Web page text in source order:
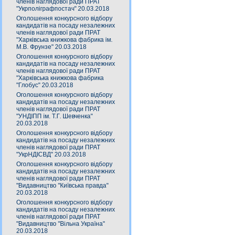
членів наглядової ради ПРАТ
"Укрполіграфпостач" 20.03.2018
Оголошення конкурсного відбору
кандидатів на посаду незалежних
членів наглядової ради ПРАТ
"Харківська книжкова фабрика ім.
М.В. Фрунзе" 20.03.2018
Оголошення конкурсного відбору
кандидатів на посаду незалежних
членів наглядової ради ПРАТ
"Харківська книжкова фабрика
"Глобус" 20.03.2018
Оголошення конкурсного відбору
кандидатів на посаду незалежних
членів наглядової ради ПРАТ
"УНДІПП ім. Т.Г. Шевченка"
20.03.2018
Оголошення конкурсного відбору
кандидатів на посаду незалежних
членів наглядової ради ПРАТ
"УкрНДІСВД" 20.03.2018
Оголошення конкурсного відбору
кандидатів на посаду незалежних
членів наглядової ради ПРАТ
"Видавництво "Київська правда"
20.03.2018
Оголошення конкурсного відбору
кандидатів на посаду незалежних
членів наглядової ради ПРАТ
"Видавництво "Вільна Україна"
20.03.2018